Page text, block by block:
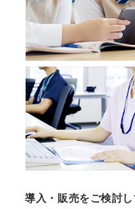
導入・販売をご検討